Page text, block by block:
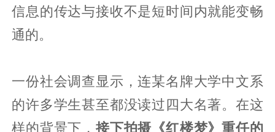
信息的传达与接收不是短时间内就能变畅
通的。
一份社会调查显示，连某名牌大学中文系
的许多学生甚至都没读过四大名著。在这
样的背景下， 接下拍摄《红楼梦》重任的